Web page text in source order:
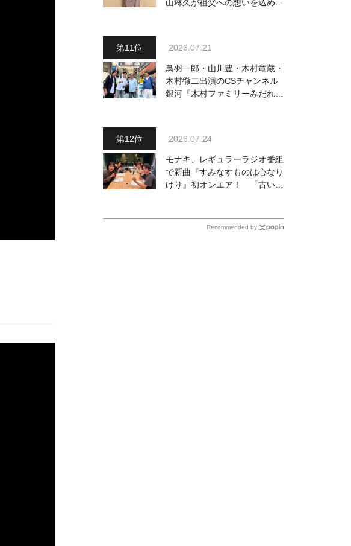
山琳久が祖父への想いを込めた
いちゃんとの絆を歌った曲を聴
いてください！」
2026.07.21
鳥羽一郎・山川豊・木村竜蔵・
木村徹二出演のCSチャンネル
銀河『木村ファミリーみだれ旅
2026.07.24
モナキ、レギュラーラジオ番組
で新曲『すみなすものは心なり
けり』初オンエア！ 「古い言
Recommended by